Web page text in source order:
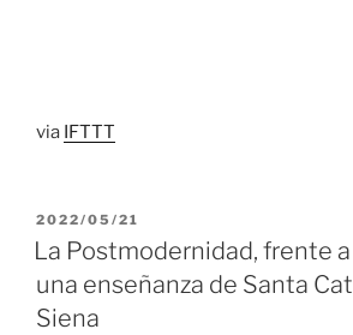
via IFTTT
PUBLICADO
EL
2022/05/21
La Postmodernidad, frente
una enseñanza de Santa
Siena